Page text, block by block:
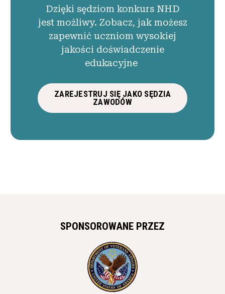
Dzięki sędziom konkurs NHD
jest możliwy. Zobacz, jak możesz
zapewnić uczniom wysokiej
jakości doświadczenie
edukacyjne
ZAREJESTRUJ SIĘ JAKO SĘDZIA
ZAWODÓW
SPONSOROWANE PRZEZ